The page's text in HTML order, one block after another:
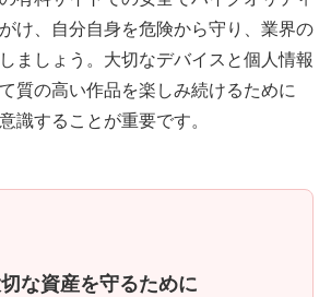
け、自分自身を危険から守り、業界の
ましょう。大切なデバイスと個人情報
質の高い作品を楽しみ続けるために
識することが重要です。
な資産を守るために